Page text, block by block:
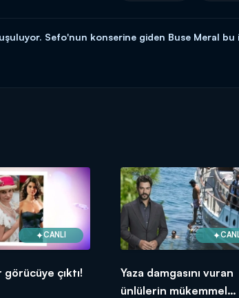
Sefo'nun konserine giden Buse Meral bu
yaza hazır olun!
CANLI
çıktı!
Yaza damgasını vuran
ünlülerin mükemmel